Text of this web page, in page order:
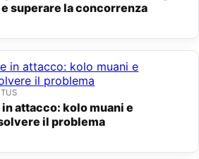
superare la concorrenza
il problema